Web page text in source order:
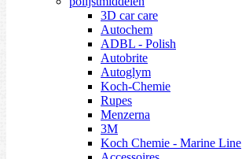
3D car care
Autochem
ADBL - Polish
Autobrite
Autoglym
Koch-Chemie
Rupes
Menzerna
3M
Koch Chemie - Marine Line